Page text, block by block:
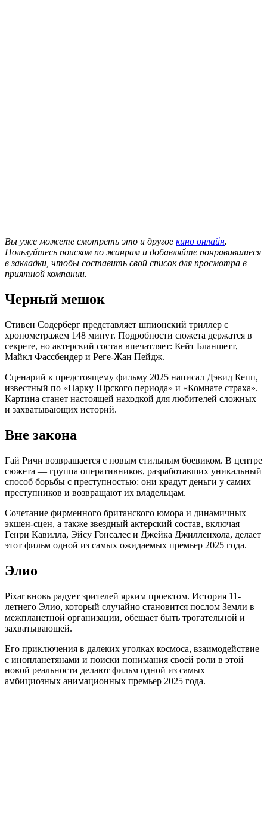
Вы уже можете смотреть это и другое кино онлайн.
Пользуйтесь поиском по жанрам и добавляйте понравившиеся
в закладки, чтобы составить свой список для просмотра в
приятной компании.
Черный мешок
Стивен Содерберг представляет шпионский триллер с
хронометражем 148 минут. Подробности сюжета держатся в
секрете, но актерский состав впечатляет: Кейт Бланшетт,
Майкл Фассбендер и Реге-Жан Пейдж.
Сценарий к предстоящему фильму 2025 написал Дэвид Кепп,
известный по «Парку Юрского периода» и «Комнате страха».
Картина станет настоящей находкой для любителей сложных
и захватывающих историй.
Вне закона
Гай Ричи возвращается с новым стильным боевиком. В центре
сюжета — группа оперативников, разработавших уникальный
способ борьбы с преступностью: они крадут деньги у самих
преступников и возвращают их владельцам.
Сочетание фирменного британского юмора и динамичных
экшен-сцен, а также звездный актерский состав, включая
Генри Кавилла, Эйсу Гонсалес и Джейка Джилленхола, делает
этот фильм одной из самых ожидаемых премьер 2025 года.
Элио
Pixar вновь радует зрителей ярким проектом. История 11-
летнего Элио, который случайно становится послом Земли в
межпланетной организации, обещает быть трогательной и
захватывающей.
Его приключения в далеких уголках космоса, взаимодействие
с инопланетянами и поиски понимания своей роли в этой
новой реальности делают фильм одной из самых
амбициозных анимационных премьер 2025 года.